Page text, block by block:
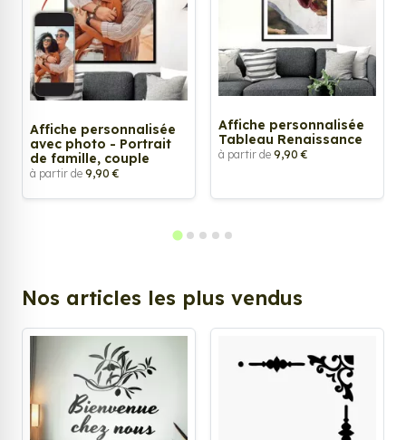
Affiche personnalisée
avec photo - Portrait
de famille, couple
à partir de 9,90 €
Affiche personnalisée
Tableau Renaissance
à partir de 9,90 €
Nos articles les plus vendus